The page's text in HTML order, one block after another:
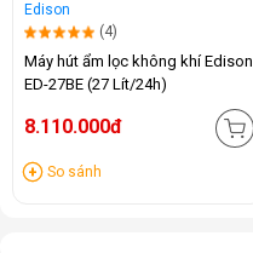
Edison
(4)
Máy hút ẩm lọc không khí Edison
ED-27BE (27 Lít/24h)
8.110.000đ
So sánh